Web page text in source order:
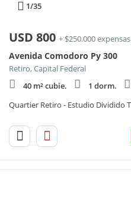
1/35
USD 800 + $250.000 expensas
Avenida Comodoro Py 300
Retiro, Capital Federal
40 m² cubie.
1 dorm.